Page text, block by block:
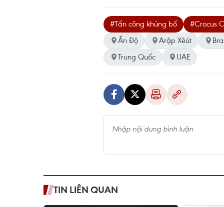
#Tấn công khủng bố #Crocus
Ấn Độ
Arập Xêút
Trung Quốc
UAE
TIN LIÊN QUAN